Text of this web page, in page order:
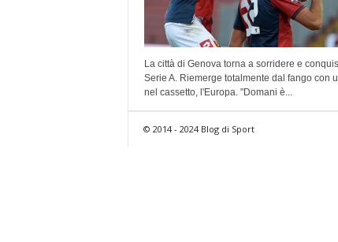
La città di Genova torna a sorridere e
Serie A. Riemerge totalmente dal fango con
nel cassetto, l'Europa. "Domani è...
© 2014 - 2024 Blog di Sport